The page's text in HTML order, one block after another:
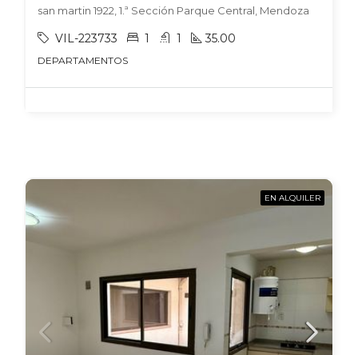
san martin 1922, 1.ª Sección Parque Central, Mendoza
VIL-223733 1 1 35.00
DEPARTAMENTOS
EN ALQUILER